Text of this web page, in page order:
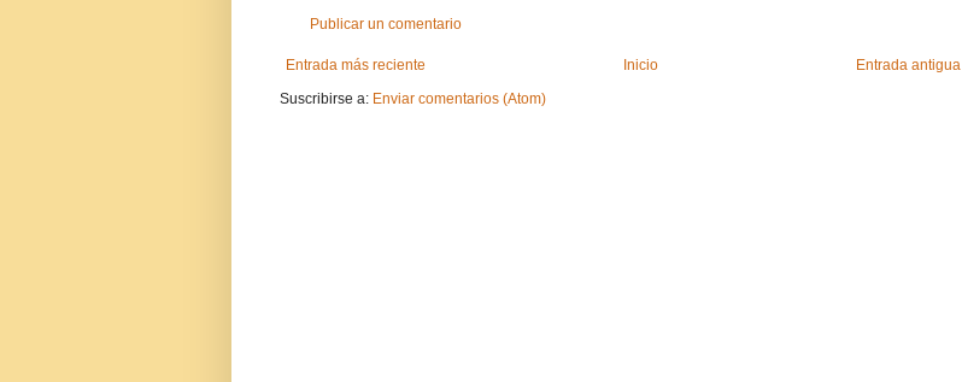
Publicar un comentario
Entrada más reciente Entrada antigua
Inicio
Suscribirse a: Enviar comentarios (Atom)